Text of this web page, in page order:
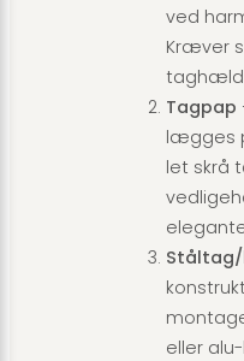
ved
Kræver
Tagpap
lægges
let skrå
eller